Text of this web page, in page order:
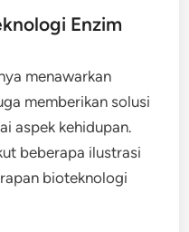
Enzim
menawarkan
memberikan solusi
aspek kehidupan.
beberapa ilustrasi
bioteknologi